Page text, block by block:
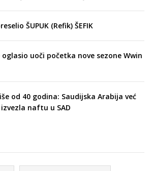
ŠUPUK (Refik) ŠEFIK
oglasio uoči početka nove sezone Wwin
od 40 godina: Saudijska Arabija već
naftu u SAD